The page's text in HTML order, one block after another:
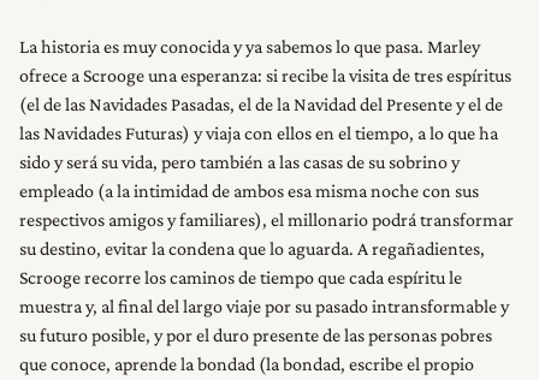
La historia es muy conocida y ya sabemos lo que pasa. Marley
ofrece a Scrooge una esperanza: si recibe la visita de tres espíritus
(el de las Navidades Pasadas, el de la Navidad del Presente y el de
las Navidades Futuras) y viaja con ellos en el tiempo, a lo que ha
sido y será su vida, pero también a las casas de su sobrino y
empleado (a la intimidad de ambos esa misma noche con sus
respectivos amigos y familiares), el millonario podrá transformar
su destino, evitar la condena que lo aguarda. A regañadientes,
Scrooge recorre los caminos de tiempo que cada espíritu le
muestra y, al final del largo viaje por su pasado intransformable y
su futuro posible, y por el duro presente de las personas pobres
que conoce, aprende la bondad (la bondad, escribe el propio